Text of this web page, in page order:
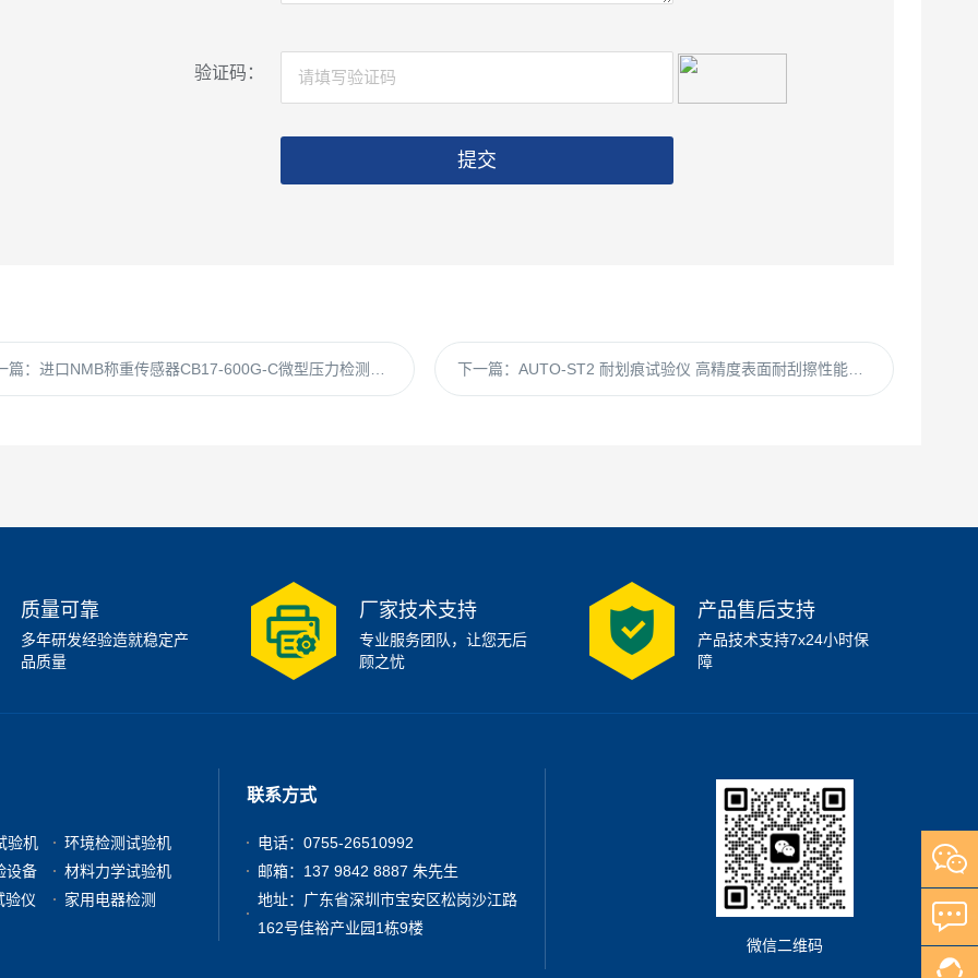
验证码：
提交
篇： 进口NMB称重传感器CB17-600G-C微型压力检测单点式测力感应器 下一篇： AUTO-ST2 耐划痕试验仪 高精度表面耐刮擦性能检测设备
质量可靠
多年研发经验造就稳定产
品质量
厂家技术支持
专业服务团队，让您无后
顾之忧
产品售后支持
产品技术支持7x24小时保
障
验机
环境检测试验机
设备
材料力学试验机
验仪
家用电器检测
联系方式
电话：0755-26510992
邮箱：137 9842 8887 朱先生
地址：广东省深圳市宝安区松岗沙江路
162号佳裕产业园1栋9楼
微信二维码